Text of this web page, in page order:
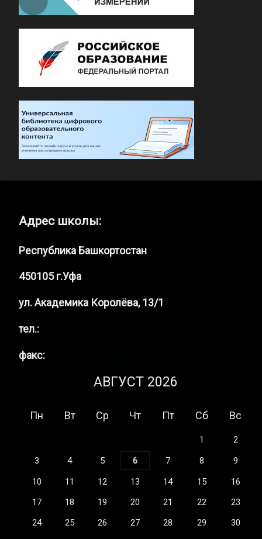
Адрес школы:
Республика Башкортостан
450105 г.Уфа
ул. Академика Королёва, 13/1
тел.:
факс:
АВГУСТ 2026
Пн Вт Ср Чт Пт Сб Вс
1
2
3
4 5 6 7 8
9
10
11 12 13 14 15
16
17
18 19 20 21 22
23
24
25 26 27 28 29
30